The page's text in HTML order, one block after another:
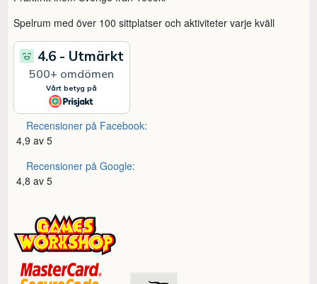
Spelrum med över 100 sittplatser och aktiviteter varje kväll
Recensioner på Facebook:
4,9 av 5
Recensioner på Google:
4,8 av 5